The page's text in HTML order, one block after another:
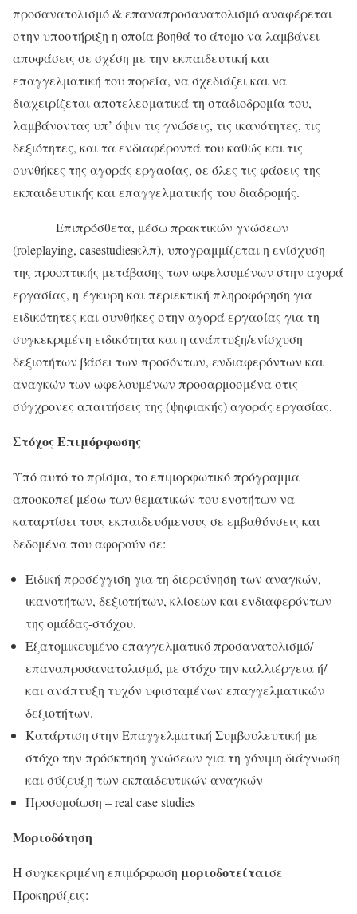
προσανατολισμό & επαναπροσανατολισμό αναφέρεται
στην υποστήριξη η οποία βοηθά το άτομο να λαμβάνει
αποφάσεις σε σχέση με την εκπαιδευτική και
επαγγελματική του πορεία, να σχεδιάζει και να
διαχειρίζεται αποτελεσματικά τη σταδιοδρομία του,
λαμβάνοντας υπ’ όψιν τις γνώσεις, τις ικανότητες, τις
δεξιότητες, και τα ενδιαφέροντά του καθώς και τις
συνθήκες της αγοράς εργασίας, σε όλες τις φάσεις της
εκπαιδευτικής και επαγγελματικής του διαδρομής.
Επιπρόσθετα, μέσω πρακτικών γνώσεων
(roleplaying, casestudiesκλπ), υπογραμμίζεται η ενίσχυση
της προοπτικής μετάβασης των ωφελουμένων στην αγορά
εργασίας, η έγκυρη και περιεκτική πληροφόρηση για
ειδικότητες και συνθήκες στην αγορά εργασίας για τη
συγκεκριμένη ειδικότητα και η ανάπτυξη/ενίσχυση
δεξιοτήτων βάσει των προσόντων, ενδιαφερόντων και
αναγκών των ωφελουμένων προσαρμοσμένα στις
σύγχρονες απαιτήσεις της (ψηφιακής) αγοράς εργασίας.
Στόχος Επιμόρφωσης
Υπό αυτό το πρίσμα, το επιμορφωτικό πρόγραμμα
αποσκοπεί μέσω των θεματικών του ενοτήτων να
καταρτίσει τους εκπαιδευόμενους σε εμβαθύνσεις και
δεδομένα που αφορούν σε:
Ειδική προσέγγιση για τη διερεύνηση των αναγκών,
ικανοτήτων, δεξιοτήτων, κλίσεων και ενδιαφερόντων
της ομάδας-στόχου.
Εξατομικευμένο επαγγελματικό προσανατολισμό/
επαναπροσανατολισμό, με στόχο την καλλιέργεια ή/
και ανάπτυξη τυχόν υφισταμένων επαγγελματικών
δεξιοτήτων.
Κατάρτιση στην Επαγγελματική Συμβουλευτική με
στόχο την πρόσκτηση γνώσεων για τη γόνιμη διάγνωση
και σύζευξη των εκπαιδευτικών αναγκών
Προσομοίωση – real case studies
Μοριοδότηση
Η συγκεκριμένη επιμόρφωση μοριοδοτείταισε
Προκηρύξεις: